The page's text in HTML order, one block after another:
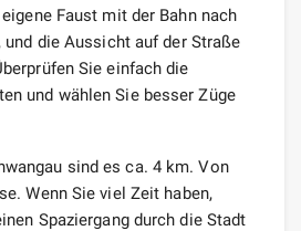
Faust mit der Bahn nach
und die Aussicht auf der Straße
Sie einfach die
und wählen Sie besser Züge
sind es ca. 4 km. Von
Wenn Sie viel Zeit haben,
Spaziergang durch die Stadt